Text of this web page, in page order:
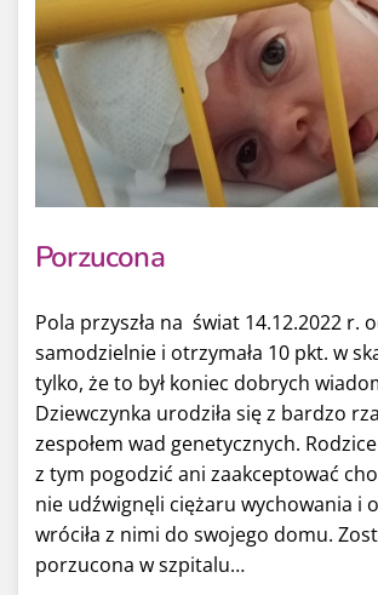
Porzucona
Pola przyszła na świat 14.12.2022 r.
samodzielnie i otrzymała 10 pkt. w
tylko, że to był koniec dobrych
Dziewczynka urodziła się z bardzo
zespołem wad genetycznych.
z tym pogodzić ani zaakceptować
nie udźwignęli ciężaru wychowania i
wróciła z nimi do swojego domu.
porzucona w szpitalu…